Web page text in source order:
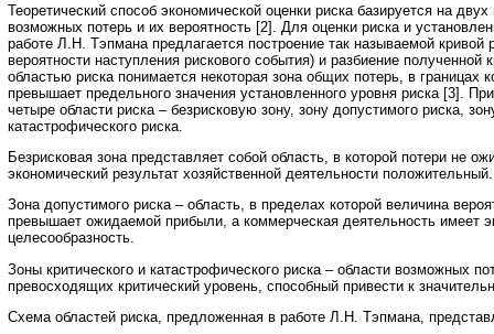
Теоретический способ экономической оценки риска базируется на
возможных потерь и их вероятность [2]. Для оценки риска и
работе Л.Н. Тэпмана предлагается построение так называемой кривой
вероятности наступления рискового события) и разбиение полученной
областью риска понимается некоторая зона общих потерь, в границах
превышает предельного значения установленного уровня риска [3].
четыре области риска – безрисковую зону, зону допустимого риска,
катастрофического риска.
Безрисковая зона представляет собой область, в которой потери не
экономический результат хозяйственной деятельности положительный.
Зона допустимого риска – область, в пределах которой величина
превышает ожидаемой прибыли, а коммерческая деятельность имеет
целесообразность.
Зоны критического и катастрофического риска – области возможных
превосходящих критический уровень, способный привести к
Схема областей риска, предложенная в работе Л.Н. Тэпмана,